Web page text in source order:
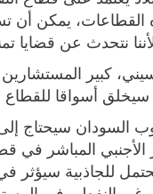
القطاعات، يمكن
نتحدث عن قضايا
كبير المستشارين
سيخلق أسواقا
السودان سيحتاج إلى
الأجنبي المباشر في
للجاذبية